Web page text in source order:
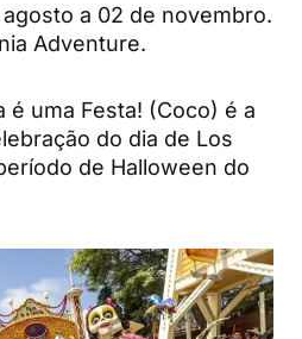
a 02 de novembro.
Adventure.
é uma Festa! (Coco) é a
do dia de Los
de Halloween do